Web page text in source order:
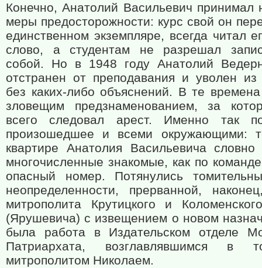
Конечно, Анатолий Васильевич принимал
меры предосторожности: курс свой он
единственном экземпляре, всегда читал
слово, а студентам не разрешал
собой. Но в 1948 году Анатолий
отстранен от преподавания и уволен
без каких-либо объяснений. В те
зловещим предзнаменованием, за
всего следовал арест. Именно так
произошедшее и всеми окружающими:
квартире Анатолия Васильевича словно
многочисленные знакомые, как по
опасный номер. Потянулись
неопределенности, прерванной,
митрополита Крутицкого и
(Ярушевича) с извещением о новом
была работа в Издательском отделе
Патриархата, возглавлявшимся в
митрополитом Николаем.